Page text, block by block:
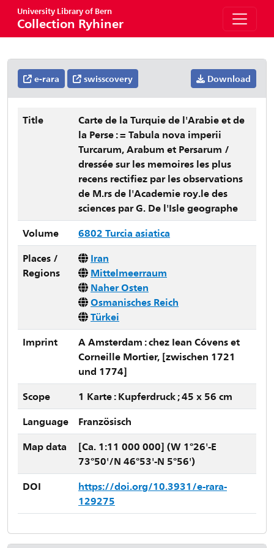
University Library of Bern
Collection Ryhiner
e-rara swisscovery Download
Title
Carte de la Turquie de l'Arabie et de
la Perse : = Tabula nova imperii
Turcarum, Arabum et Persarum /
dressée sur les memoires les plus
recens rectifiez par les observations
de M.rs de l'Academie roy.le des
sciences par G. De l'Isle geographe
Volume
6802 Turcia asiatica
Places /
Regions
Iran
Mittelmeerraum
Naher Osten
Osmanisches Reich
Türkei
Imprint
A Amsterdam : chez Iean Cóvens et
Corneille Mortier, [zwischen 1721
und 1774]
Scope
1 Karte : Kupferdruck ; 45 x 56 cm
Language
Französisch
Map data
[Ca. 1:11 000 000] (W 1°26'-E
73°50'/N 46°53'-N 5°56')
DOI
https://doi.org/10.3931/e-rara-
129275